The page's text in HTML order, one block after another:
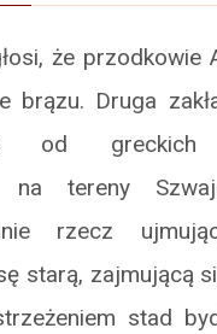
że przodkowie
brązu. Druga
od greckich
na tereny
rzecz
starą, zajmującą
stad